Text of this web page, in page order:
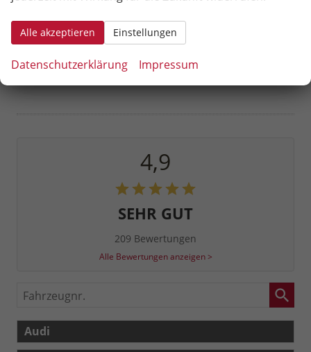
4,9
SEHR GUT
209 Bewertungen
Alle Bewertungen anzeigen >
Fahrzeugnr.
Audi
Alle akzeptieren Einstellungen
Datenschutzerklärung Impressum